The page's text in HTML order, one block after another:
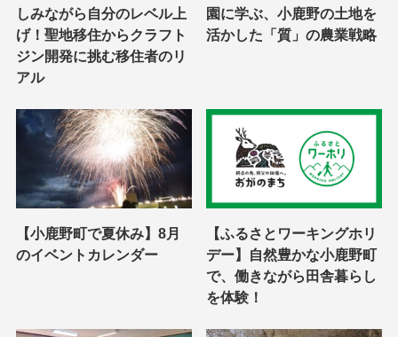
しみながら自分のレベル上
げ！聖地移住からクラフト
ジン開発に挑む移住者のリ
アル
園に学ぶ、小鹿野の土地を
活かした「質」の農業戦略
【小鹿野町で夏休み】8月
のイベントカレンダー
【ふるさとワーキングホリ
デー】自然豊かな小鹿野町
で、働きながら田舎暮らし
を体験！